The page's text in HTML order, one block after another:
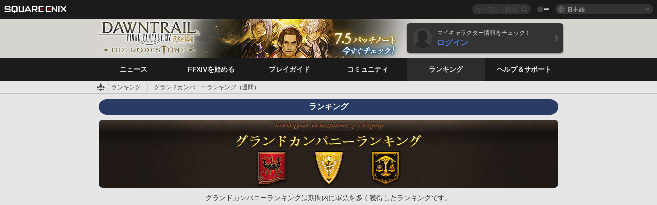
日本語
マイキャラクター情報をチェック！
ログイン
ニュース FFXIVを始める プレイガイド コミュニティ ランキング ヘルプ＆サポート
ランキング グランドカンパニーランキング（週間）
ランキング
グランドカンパニーランキングは期間内に軍票を多く獲得したランキングです。